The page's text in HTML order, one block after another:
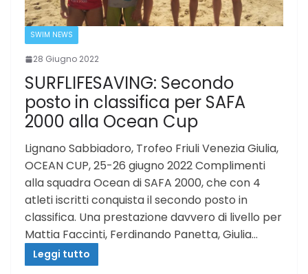
SWIM NEWS
28 Giugno 2022
SURFLIFESAVING: Secondo
posto in classifica per SAFA
2000 alla Ocean Cup
Lignano Sabbiadoro, Trofeo Friuli Venezia Giulia,
OCEAN CUP, 25-26 giugno 2022 Complimenti
alla squadra Ocean di SAFA 2000, che con 4
atleti iscritti conquista il secondo posto in
classifica. Una prestazione davvero di livello per
Mattia Faccinti, Ferdinando Panetta, Giulia…
Leggi tutto